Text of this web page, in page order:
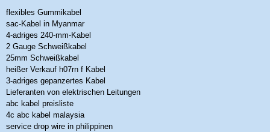
flexibles Gummikabel
sac-Kabel in Myanmar
4-adriges 240-mm-Kabel
2 Gauge Schweißkabel
25mm Schweißkabel
heißer Verkauf h07rn f Kabel
3-adriges gepanzertes Kabel
Lieferanten von elektrischen Leitungen
abc kabel preisliste
4c abc kabel malaysia
service drop wire in philippinen